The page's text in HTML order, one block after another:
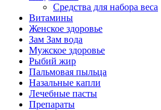
Средства для набора веса
Витамины
Женское здоровье
Зам Зам вода
Мужское здоровье
Рыбий жир
Пальмовая пыльца
Назальные капли
Лечебные пасты
Препараты